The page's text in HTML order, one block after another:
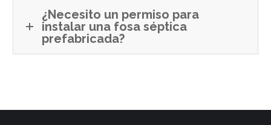
¿Necesito un permiso para
instalar una fosa séptica
prefabricada?